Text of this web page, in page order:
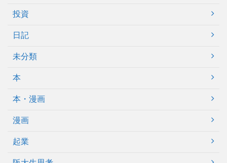
投資
日記
未分類
本
本・漫画
漫画
起業